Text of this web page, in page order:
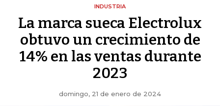
INDUSTRIA
La marca sueca Electrolux
obtuvo un crecimiento de
14% en las ventas durante
2023
domingo, 21 de enero de 2024